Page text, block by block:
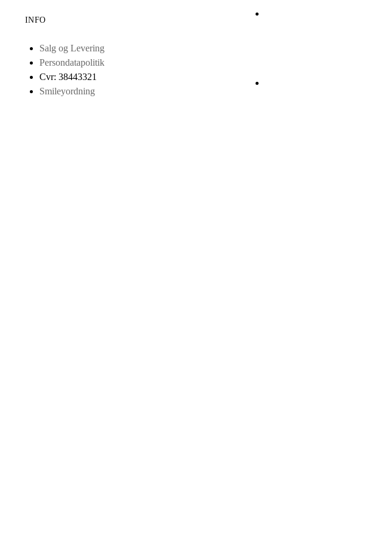
INFO
Salg og Levering
Persondatapolitik
Cvr: 38443321
Smileyordning